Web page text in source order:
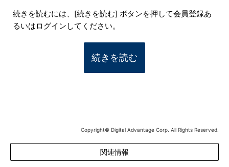
続きを読むには、[続きを読む] ボタンを押して会員登録あ
るいはログインしてください。
続きを読む
Copyright© Digital Advantage Corp. All Rights Reserved.
関連情報